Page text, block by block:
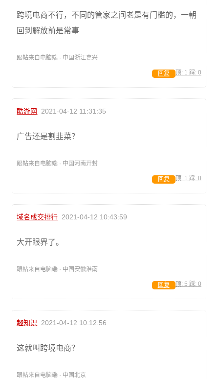
跨境电商不行，不同的管家之间老是有门槛的，一朝
回到解放前是常事
跟帖来自电脑端 · 中国浙江嘉兴
顶: 1 踩: 0
回复
酷游网 2021-04-12 11:31:35
广告还是割韭菜？
跟帖来自电脑端 · 中国河南开封
顶: 1 踩: 0
回复
域名成交排行 2021-04-12 10:43:59
大开眼界了。
跟帖来自电脑端 · 中国安徽淮南
顶: 5 踩: 0
回复
趣知识 2021-04-12 10:12:56
这就叫跨境电商？
跟帖来自电脑端 · 中国北京